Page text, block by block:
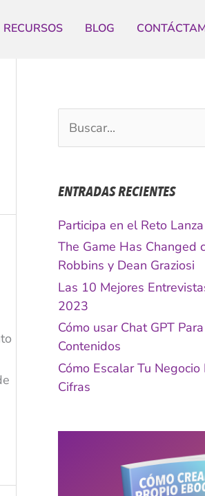
RECURSOS BLOG
u
c
r
p
o
:
ENTRADAS RECIENTES
Participa en el Reto
The Game Has Changed
Robbins y Dean Graziosi
Las 10 Mejores
2023
Cómo usar Chat GPT
Contenidos
Cómo Escalar Tu
Cifras